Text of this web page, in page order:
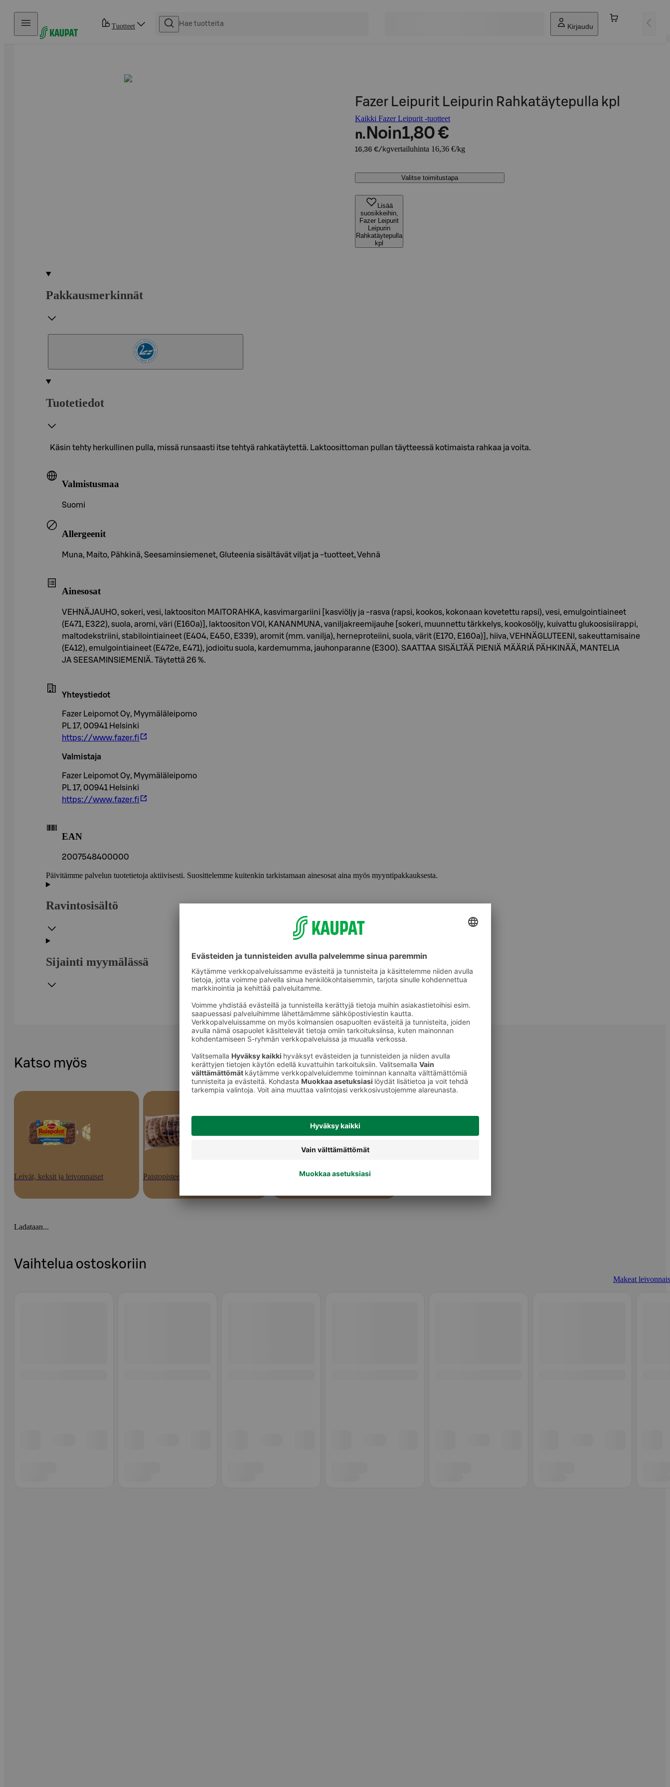
Hyppää sisältöön
Tuotteet Kirjaudu
Fazer Leipurit Leipurin Rahkatäytepulla kpl
Kaikki Fazer Leipurit -tuotteet
n. Noin1,80 €
16,36 €/kgvertailuhinta 16,36 €/kg
Valitse toimitustapa
Lisää
suosikkeihin,
Fazer Leipurit
Leipurin
Rahkatäytepulla
kpl
Pakkausmerkinnät
Tuotetiedot
Käsin tehty herkullinen pulla, missä runsaasti itse tehtyä rahkatäytettä. Laktoosittoman pullan täytteessä kotimaista rahkaa ja voita.
Valmistusmaa
Suomi
Allergeenit
Muna, Maito, Pähkinä, Seesaminsiemenet, Gluteenia sisältävät viljat ja -tuotteet, Vehnä
Ainesosat
VEHNÄJAUHO, sokeri, vesi, laktoositon MAITORAHKA, kasvimargariini [kasviöljy ja -rasva (rapsi, kookos, kokonaan kovetettu rapsi), vesi, emulgointiaineet
(E471, E322), suola, aromi, väri (E160a)], laktoositon VOI, KANANMUNA, vaniljakreemijauhe [sokeri, muunnettu tärkkelys, kookosöljy, kuivattu glukoosisiirappi,
maltodekstriini, stabilointiaineet (E404, E450, E339), aromit (mm. vanilja), herneproteiini, suola, värit (E170, E160a)], hiiva, VEHNÄGLUTEENI, sakeuttamisaine
(E412), emulgointiaineet (E472e, E471), jodioitu suola, kardemumma, jauhonparanne (E300). SAATTAA SISÄLTÄÄ PIENIÄ MÄÄRIÄ PÄHKINÄÄ, MANTELIA
JA SEESAMINSIEMENIÄ. Täytettä 26 %.
Yhteystiedot
Fazer Leipomot Oy, Myymäläleipomo
PL 17, 00941 Helsinki
https://www.fazer.fi
Valmistaja
Fazer Leipomot Oy, Myymäläleipomo
PL 17, 00941 Helsinki
https://www.fazer.fi
EAN
2007548400000
Päivitämme palvelun tuotetietoja aktiivisesti. Suosittelemme kuitenkin tarkistamaan ainesosat aina myös myyntipakkauksesta.
Ravintosisältö
Sijainti myymälässä
Katso myös
Leivät, keksit ja leivonnaiset Paistopisteen tuotteet Makeat leivonnaiset
Ladataan...
Vaihtelua ostoskoriin
Makeat